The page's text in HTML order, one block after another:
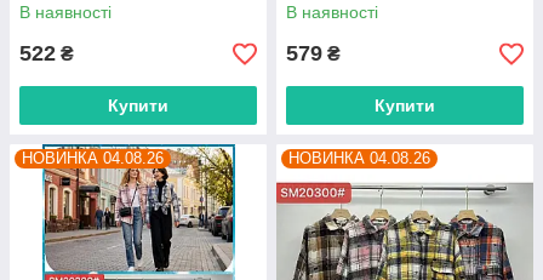
В наявності
522 ₴
Купити
В наявності
579 ₴
Купити
НОВИНКА 04.08.26 НОВИНКА 04.08.26